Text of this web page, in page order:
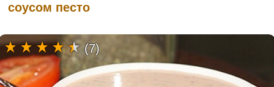
соусом песто
(7)